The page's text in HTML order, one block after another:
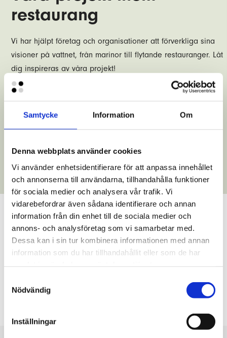
Samtycke Information Om
Denna webbplats använder cookies
Vi använder enhetsidentifierare för att anpassa innehållet
och annonserna till användarna, tillhandahålla funktioner
för sociala medier och analysera vår trafik. Vi
vidarebefordrar även sådana identifierare och annan
information från din enhet till de sociala medier och
annons- och analysföretag som vi samarbetar med.
Dessa kan i sin tur kombinera informationen med annan
information som du har tillhandahållit eller som de har
Nödvändig
Inställningar
restaurang
Vi har hjälpt företag och organisationer att förverkliga sina
visioner på vattnet, från marinor till flytande restauranger. Låt
dig inspireras av våra projekt!